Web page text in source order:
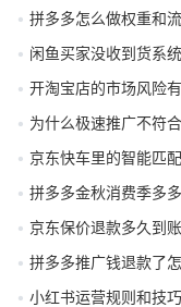
拼多多怎么做权重和
闲鱼买家没收到货系
开淘宝店的市场风险
为什么极速推广不符
京东快车里的智能匹
拼多多金秋消费季多
京东保价退款多久到
拼多多推广钱退款了
小红书运营规则和技